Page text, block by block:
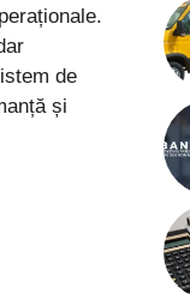
de
și